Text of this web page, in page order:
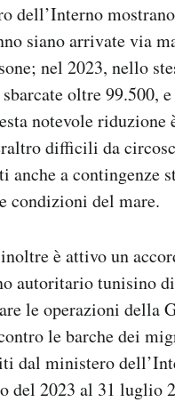
dell’Interno
siano arrivate via
nel 2023, nello
oltre 99.500,
notevole riduzione
difficili da
anche a contingenze
condizioni del mare.
è attivo un
autoritario tunisino
le operazioni della
le barche dei
dal ministero
del 2023 al 31 luglio